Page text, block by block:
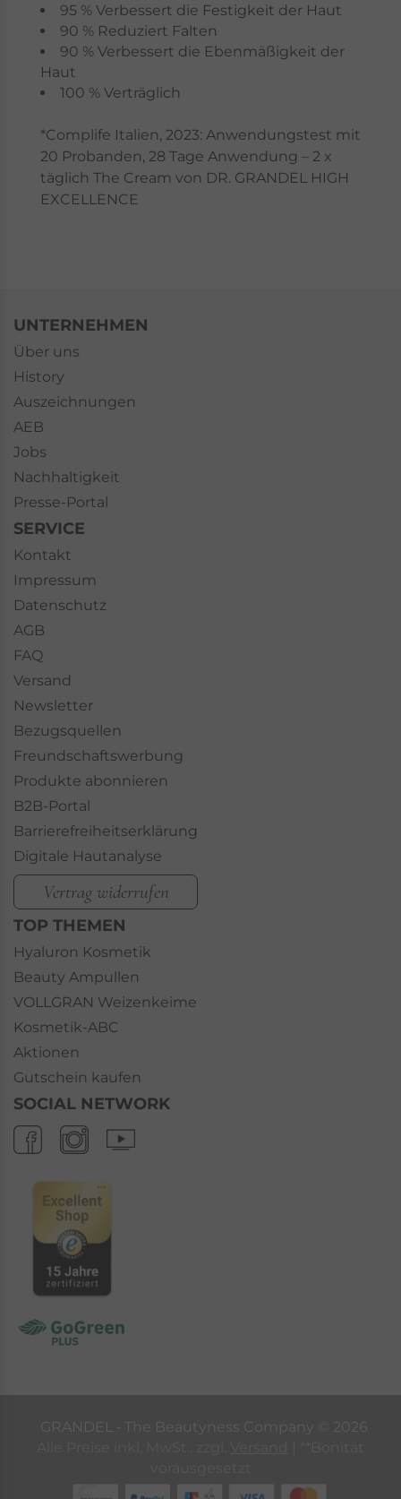
95 % Verbessert die Festigkeit der Haut
90 % Reduziert Falten
90 % Verbessert die Ebenmäßigkeit der
Haut
100 % Verträglich
*Complife Italien, 2023: Anwendungstest mit
20 Probanden, 28 Tage Anwendung – 2 x
täglich The Cream von DR. GRANDEL HIGH
EXCELLENCE
UNTERNEHMEN
Über uns
History
Auszeichnungen
AEB
Jobs
Nachhaltigkeit
Presse-Portal
SERVICE
Kontakt
Impressum
Datenschutz
AGB
FAQ
Versand
Newsletter
Bezugsquellen
Freundschaftswerbung
Produkte abonnieren
B2B-Portal
Barrierefreiheitserklärung
Digitale Hautanalyse
Vertrag widerrufen
TOP THEMEN
Hyaluron Kosmetik
Beauty Ampullen
VOLLGRAN Weizenkeime
Kosmetik-ABC
Aktionen
Gutschein kaufen
SOCIAL NETWORK
GRANDEL ‐ The Beautyness Company © 2026